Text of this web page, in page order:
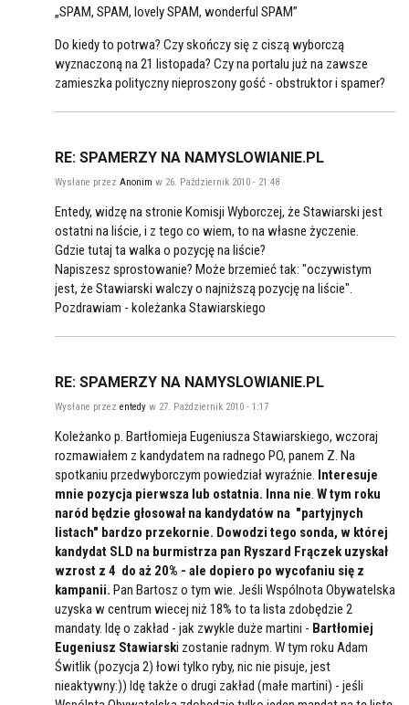
„SPAM, SPAM, lovely SPAM, wonderful SPAM”
Do kiedy to potrwa? Czy skończy się z ciszą wyborczą
wyznaczoną na 21 listopada? Czy na portalu już na zawsze
zamieszka polityczny nieproszony gość - obstruktor i spamer?
RE: SPAMERZY NA NAMYSLOWIANIE.PL
Wysłane przez Anonim w 26. Październik 2010 - 21:48
Entedy, widzę na stronie Komisji Wyborczej, że Stawiarski jest
ostatni na liście, i z tego co wiem, to na własne życzenie.
Gdzie tutaj ta walka o pozycję na liście?
Napiszesz sprostowanie? Może brzemieć tak: "oczywistym
jest, że Stawiarski walczy o najniższą pozycję na liście".
Pozdrawiam - koleżanka Stawiarskiego
RE: SPAMERZY NA NAMYSLOWIANIE.PL
Wysłane przez entedy w 27. Październik 2010 - 1:17
Koleżanko p. Bartłomieja Eugeniusza Stawiarskiego, wczoraj
rozmawiałem z kandydatem na radnego PO, panem Z. Na
spotkaniu przedwyborczym powiedział wyraźnie. Interesuje
mnie pozycja pierwsza lub ostatnia. Inna nie W tym roku
naród będzie głosował na kandydatów na "partyjnych
listach" bardzo przekornie. Dowodzi tego sonda, w której
kandydat SLD na burmistrza pan Ryszard Frączek uzyskał
wzrost z 4 do aż 20% - ale dopiero po wycofaniu się z
kampanii. Pan Bartosz o tym wie. Jeśli Wspólnota Obywatelska
uzyska w centrum wiecej niż 18% to ta lista zdobędzie 2
mandaty. Idę o zakład - jak zwykle duże martini - Bartłomiej
Eugeniusz Stawiarski zostanie radnym. W tym roku Adam
Świtlik (pozycja 2) łowi tylko ryby, nic nie pisuje, jest
nieaktywny:)) Idę także o drugi zakład (małe martini) - jeśli